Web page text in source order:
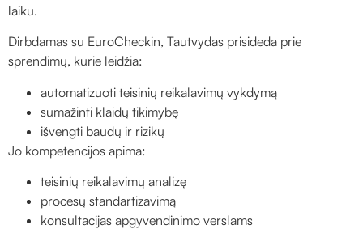
laiku.
Dirbdamas su EuroCheckin, Tautvydas prisideda prie
sprendimų, kurie leidžia:
automatizuoti teisinių reikalavimų vykdymą
sumažinti klaidų tikimybę
išvengti baudų ir rizikų
Jo kompetencijos apima:
teisinių reikalavimų analizę
procesų standartizavimą
konsultacijas apgyvendinimo verslams